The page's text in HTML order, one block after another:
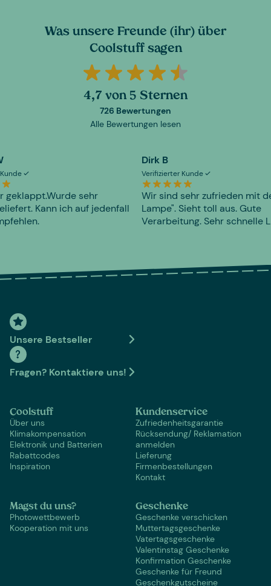
Was unsere Freunde (ihr) über
Coolstuff sagen
4,7 von 5 Sternen
726 Bewertungen
Alle Bewertungen lesen
geklappt.Wurde sehr
Kann ich auf jedenfall
Dirk B
Verifizierter Kunde
Wir sind sehr zufrieden mit
Lampe". Sieht toll aus. Gute
Verarbeitung. Sehr schnelle
Unsere Bestseller
Fragen? Kontaktiere uns!
Coolstuff
Über uns
Klimakompensation
Elektronik und Batterien
Rabattcodes
Inspiration
Kundenservice
Zufriedenheitsgarantie
Rücksendung/ Reklamation
anmelden
Lieferung
Firmenbestellungen
Kontakt
Magst du uns?
Photowettbewerb
Kooperation mit uns
Geschenke
Geschenke verschicken
Muttertagsgeschenke
Vatertagsgeschenke
Valentinstag Geschenke
Konfirmation Geschenke
Geschenke für Freund
Geschenkgutscheine